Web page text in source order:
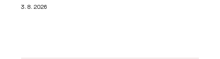
3. 8. 2026